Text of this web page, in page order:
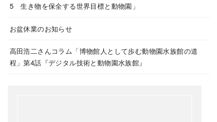
5 生き物を保全する世界目標と動物園」
お盆休業のお知らせ
高田浩二さんコラム「博物館人として歩む動物園水族館の道
程」第4話『デジタル技術と動物園水族館』